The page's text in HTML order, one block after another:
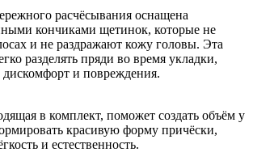
расчёсывания оснащена
кончиками щетинок, которые не
и не раздражают кожу головы. Эта
разделять пряди во время укладки,
и повреждения.
в комплект, поможет создать объём у
красивую форму причёски,
и естественность.